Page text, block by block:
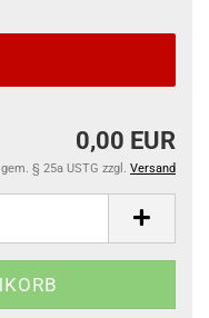
0,00 EUR
§ 25a USTG zzgl. Versand